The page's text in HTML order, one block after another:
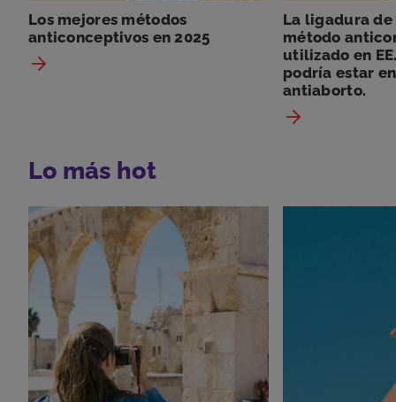
Los mejores métodos
anticonceptivos en 2025
La ligadura de
método
utilizado en
podría estar
antiaborto.
Lo más hot